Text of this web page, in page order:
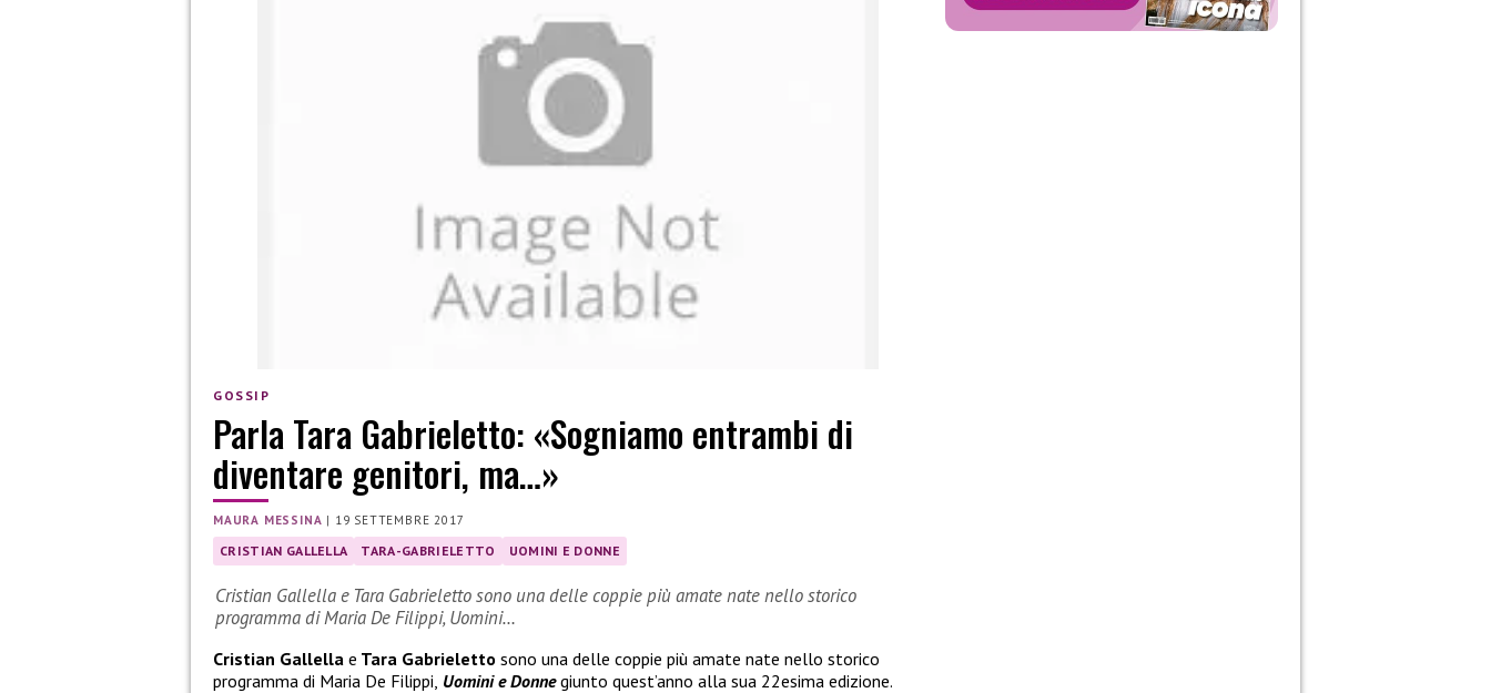
GOSSIP
Parla Tara Gabrieletto: «Sogniamo entrambi di
diventare genitori, ma…»
MAURA MESSINA | 19 SETTEMBRE 2017
CRISTIAN GALLELLA TARA-GABRIELETTO UOMINI E DONNE
Cristian Gallella e Tara Gabrieletto sono una delle coppie più amate nate nello storico
programma di Maria De Filippi, Uomini…
Cristian Gallella e Tara Gabrieletto sono una delle coppie più amate nate nello storico
programma di Maria De Filippi, Uomini e Donnegiunto quest’anno alla sua 22esima edizione.